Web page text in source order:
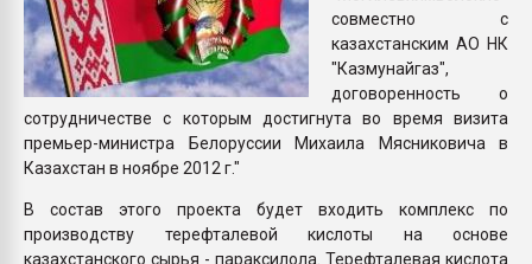
совместно с
казахстанским АО НК
"Казмунайгаз",
договоренность о
сотрудничестве с которым достигнута во время визита
премьер-министра Белоруссии Михаила Мясниковича в
Казахстан в ноябре 2012 г."
В состав этого проекта будет входить комплекс по
производству терефталевой кислоты на основе
казахстанского сырья - параксилола. Терефталевая кислота